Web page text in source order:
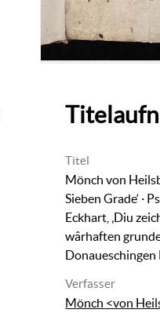
Titel
Mönch von
Sieben Grade‘ ·
Eckhart, ‚Diu
wârhaften
Donaueschingen
Verfasser
Mönch <von